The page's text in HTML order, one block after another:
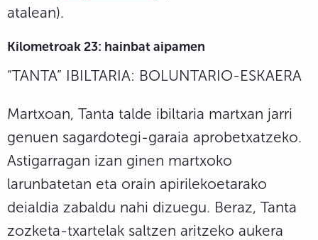
atalean).
Kilometroak 23: hainbat aipamen
“TANTA” IBILTARIA: BOLUNTARIO-ESKAERA
Martxoan, Tanta talde ibiltaria martxan jarri
genuen sagardotegi-garaia aprobetxatzeko.
Astigarragan izan ginen martxoko
larunbatetan eta orain apirilekoetarako
deialdia zabaldu nahi dizuegu. Beraz, Tanta
zozketa-txartelak saltzen aritzeko aukera